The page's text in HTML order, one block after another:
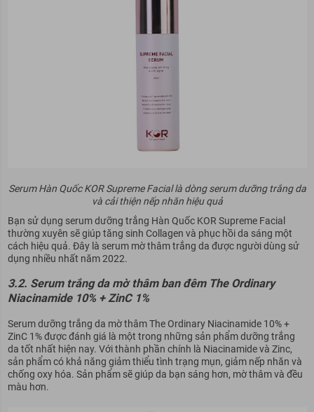
Serum Hàn Quốc KOR Supreme Facial là dòng serum dưỡng trắng da
và cải thiện nếp nhăn hiệu quả
Bạn sử dụng serum dưỡng trắng Hàn Quốc KOR Supreme Facial
thường xuyên sẽ giúp tăng sinh Collagen và phục hồi da sáng một
cách hiệu quả. Đây là serum mờ thâm trắng da được người dùng sử
dụng nhiều nhất năm 2022.
3.2. Serum trắng da mờ thâm ban đêm The Ordinary
Niacinamide 10% + ZinC 1%
Serum dưỡng trắng da mờ thâm The Ordinary Niacinamide 10% +
ZinC 1% được đánh giá là một trong những sản phẩm dưỡng trắng
da tốt nhất hiện nay. Với thành phần chính là Niacinamide và Zinc,
sản phẩm có khả năng giảm thiểu tình trạng mụn, giảm nếp nhăn và
chống oxy hóa. Sản phẩm sẽ giúp da bạn sáng hơn, mờ thâm và đều
màu hơn.